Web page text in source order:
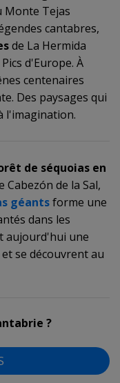
Monte Tejas
cantabres,
de La Hermida
d'Europe. À
centenaires
Des paysages qui
l'imagination.
de séquoias en
Cabezón de la Sal,
géantsforme une
dans les
aujourd'hui une
se découvrent au
?